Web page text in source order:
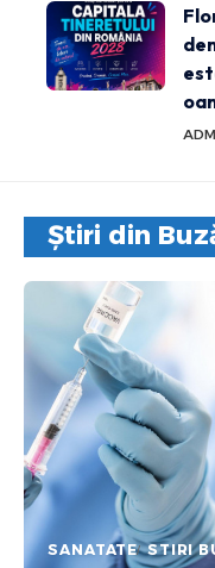
Știri din
SANATATE STIRI